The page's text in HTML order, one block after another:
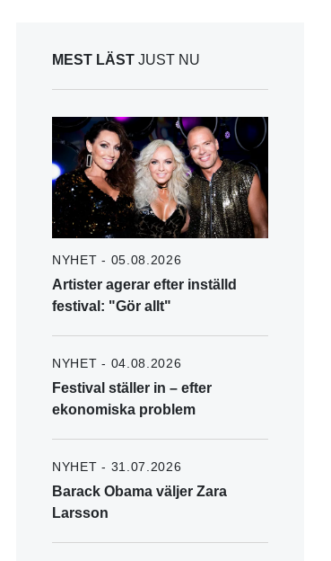
MEST LÄST JUST NU
NYHET - 05.08.2026
Artister agerar efter inställd
festival: "Gör allt"
NYHET - 04.08.2026
Festival ställer in – efter
ekonomiska problem
NYHET - 31.07.2026
Barack Obama väljer Zara
Larsson